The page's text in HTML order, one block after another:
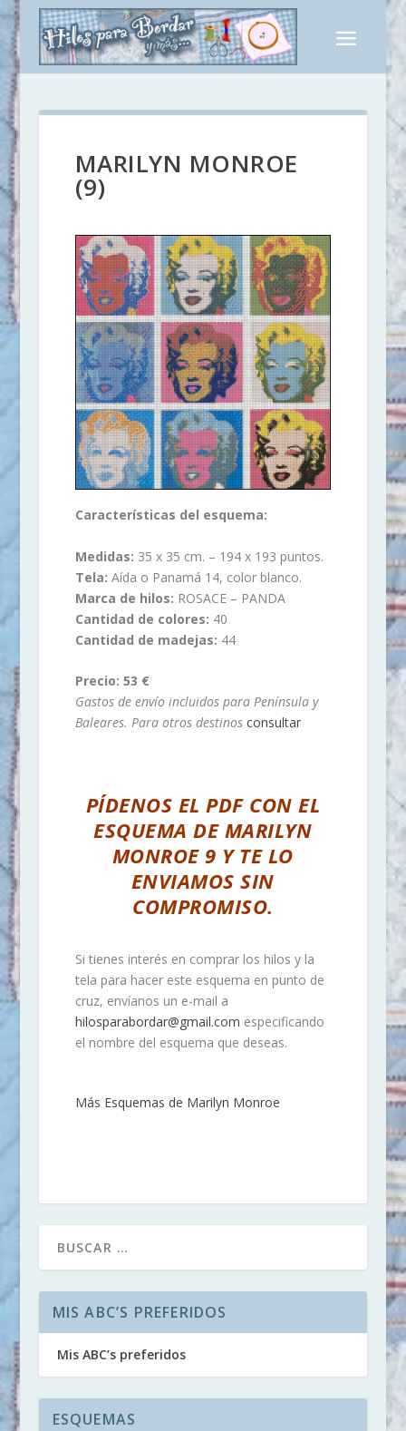
MARILYN MONROE
(9)
Características del esquema:
Medidas: 35 x 35 cm. – 194 x 193 puntos.
Tela: Aída o Panamá 14, color blanco.
Marca de hilos: ROSACE – PANDA
Cantidad de colores: 40
Cantidad de madejas: 44
Precio: 53 €
Gastos de envío incluidos para Península y
Baleares. Para otros destinos consultar
PÍDENOS EL PDF CON EL
ESQUEMA DE MARILYN
MONROE 9 Y TE LO
ENVIAMOS SIN
COMPROMISO.
Si tienes interés en comprar los hilos y la
tela para hacer este esquema en punto de
cruz, envíanos un e-mail a
hilosparabordar@gmail.com especificando
el nombre del esquema que deseas.
Más Esquemas de Marilyn Monroe
MIS ABC’S PREFERIDOS
Mis ABC’s preferidos
ESQUEMAS